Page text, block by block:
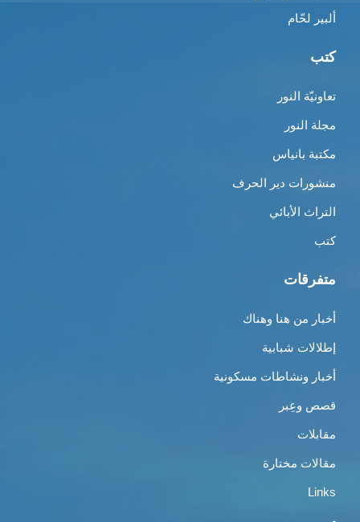
ألبير لحّام
كتب
تعاونيّة النور
مجلة النور
مكتبة بانياس
منشورات دير الحرف
التراث الأبائي
كتب
متفرقات
أخبار من هنا وهناك
إطلالات شبابية
أخبار ونشاطات مسكونية
قصص وعِبر
مقابلات
مقالات مختارة
Links